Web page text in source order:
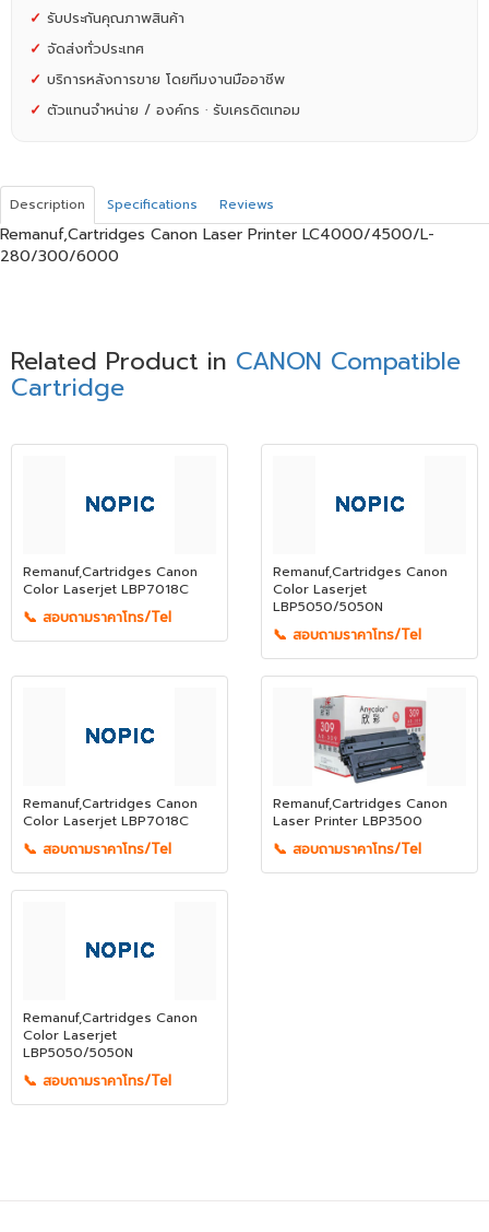
✓ รับประกันคุณภาพสินค้า
✓ จัดส่งทั่วประเทศ
✓ บริการหลังการขาย โดยทีมงานมืออาชีพ
✓ ตัวแทนจำหน่าย / องค์กร · รับเครดิตเทอม
Description Specifications Reviews
Remanuf,Cartridges Canon Laser Printer LC4000/4500/L-
280/300/6000
Related Product in CANON Compatible
Cartridge
Remanuf,Cartridges Canon
Color Laserjet LBP7018C
📞 สอบถามราคาโทร/Tel
Remanuf,Cartridges Canon
Color Laserjet
LBP5050/5050N
📞 สอบถามราคาโทร/Tel
Remanuf,Cartridges Canon
Color Laserjet LBP7018C
📞 สอบถามราคาโทร/Tel
Remanuf,Cartridges Canon
Laser Printer LBP3500
📞 สอบถามราคาโทร/Tel
Remanuf,Cartridges Canon
Color Laserjet
LBP5050/5050N
📞 สอบถามราคาโทร/Tel